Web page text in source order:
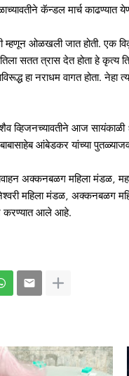
कॅन्डल मार्च काढण्यात
ओळखली जात होती. एक
सतत त्रास देत होता हे कृत्य
हा नराधम वागत होता. नेहा
व्हिजनच्यावतीने आज
आंबेडकर यांच्या
अक्कनबळग महिला मंडळ,
महिला मंडळ, अक्कनबळग
करण्यात आले आहे.